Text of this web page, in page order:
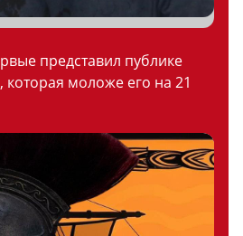
представил публике
которая моложе его на 21